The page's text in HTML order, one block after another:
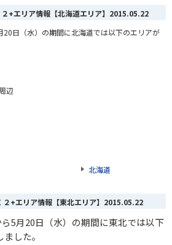
+エリア情報【北海道エリア】 2015.05.22
日（水）の期間に北海道では以下のエリアが
辺
北海道
+エリア情報【東北エリア】 2015.05.22
5月20日（水）の期間に東北では以下
した。